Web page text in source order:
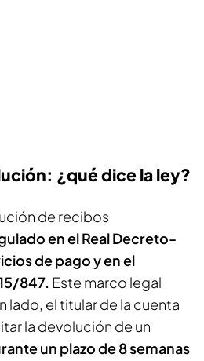
¿qué dice la ley?
de recibos
en el Real Decreto-
de pago y en el
847. Este marco legal
lado, el titular de la cuenta
la devolución de un
un plazo de 8 semanas